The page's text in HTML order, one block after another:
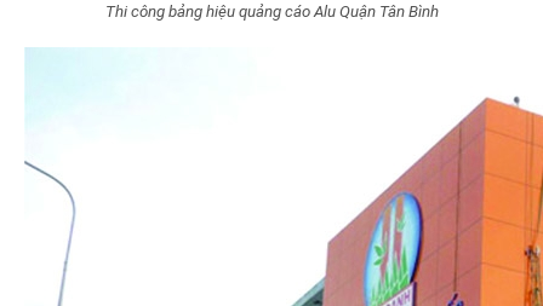
Thi công bảng hiệu quảng cáo Alu Quận Tân Bình